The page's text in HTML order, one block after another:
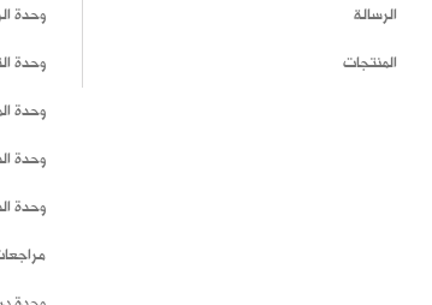
الرسالة
المنتجات
وحدة
وحدة
وحدة
وحدة
وحدة